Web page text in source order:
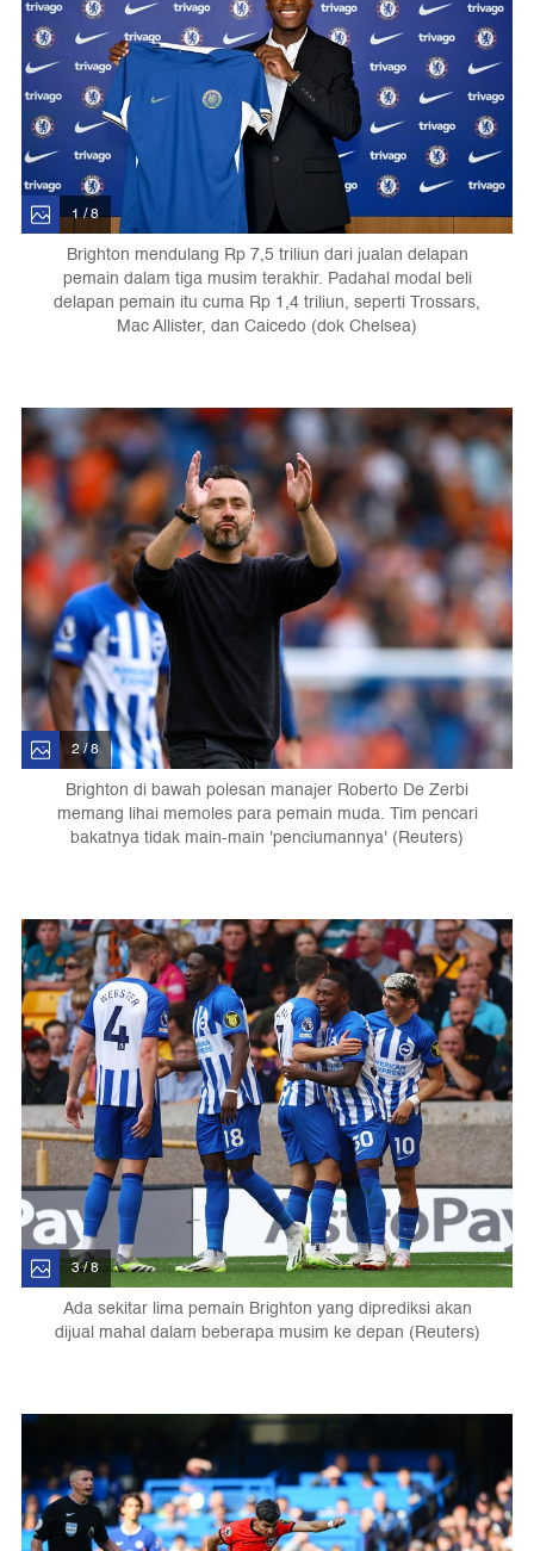
1 / 8
Brighton mendulang Rp 7,5 triliun dari jualan delapan
pemain dalam tiga musim terakhir. Padahal modal beli
delapan pemain itu cuma Rp 1,4 triliun, seperti Trossars,
Mac Allister, dan Caicedo (dok Chelsea)
2 / 8
Brighton di bawah polesan manajer Roberto De Zerbi
memang lihai memoles para pemain muda. Tim pencari
bakatnya tidak main-main 'penciumannya' (Reuters)
3 / 8
Ada sekitar lima pemain Brighton yang diprediksi akan
dijual mahal dalam beberapa musim ke depan (Reuters)